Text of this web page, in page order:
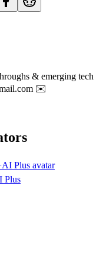
& emerging tech
✉️
Plus